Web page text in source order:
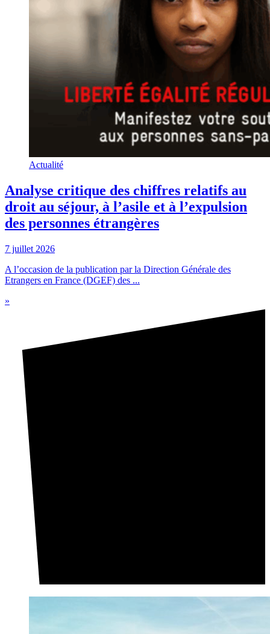
Actualité
Analyse critique des chiffres relatifs au
droit au séjour, à l’asile et à l’expulsion
des personnes étrangères
7 juillet 2026
A l’occasion de la publication par la Direction Générale des
Etrangers en France (DGEF) des ...
»